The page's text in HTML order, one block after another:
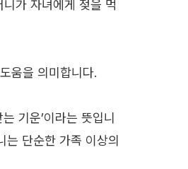
가 자녀에게 젖을 먹
움을 의미합니다.
기운’이라는 뜻입니
는 단순한 가족 이상의